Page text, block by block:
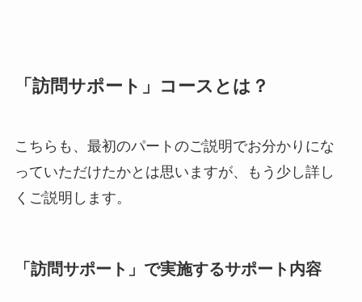
「訪問サポート」コースとは？
こちらも、最初のパートのご説明でお分かりにな
っていただけたかとは思いますが、もう少し詳し
くご説明します。
「訪問サポート」で実施するサポート内容